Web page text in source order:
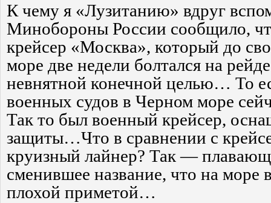
К чему я «Лузитанию» вдруг
Минобороны России сообщило,
крейсер «Москва», который до
море две недели болтался на
невнятной конечной целью… То
военных судов в Черном море
Так то был военный крейсер,
защиты…Что в сравнении с
круизный лайнер? Так —
сменившее название, что на море
плохой приметой…